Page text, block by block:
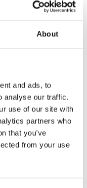
About
and ads, to
analyse our traffic.
use of our site with
partners who
that you’ve
from your use
ER C32
/ Electric fan
~8